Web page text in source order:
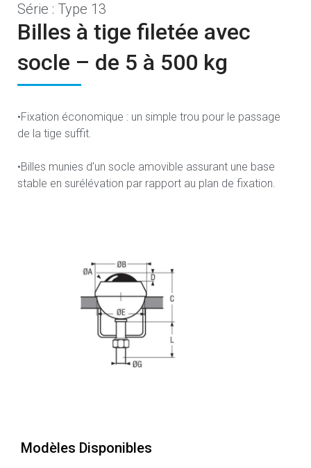
Série : Type 13
Billes à tige filetée avec
socle – de 5 à 500 kg
•Fixation économique : un simple trou pour le passage
de la tige suffit.
•Billes munies d’un socle amovible assurant une base
stable en surélévation par rapport au plan de fixation.
Modèles Disponibles